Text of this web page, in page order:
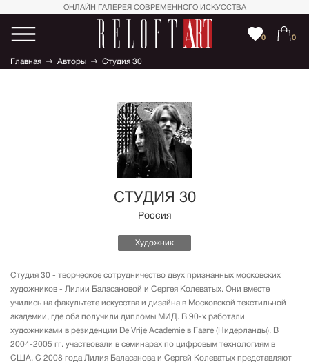
ОНЛАЙН ГАЛЕРЕЯ СОВРЕМЕННОГО ИСКУССТВА
0 0
Главная Авторы Студия 30
СТУДИЯ 30
Россия
Художник
Студия 30 - творческое сотрудничество двух признанных московских
художников - Лилии Баласановой и Сергея Колеватых. Они вместе
учились на факультете искусства и дизайна в Московской текстильной
академии, где оба получили дипломы МИД. В 90-х работали
художниками в резиденции De Vrije Academie в Гааге (Нидерланды). В
2004-2005 гг. участвовали в семинарах по цифровым технологиям в
США. С 2008 года Лилия Баласанова и Сергей Колеватых представляют